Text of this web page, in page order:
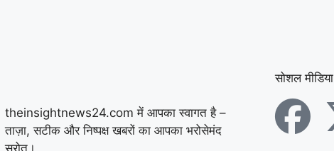
में 10 से अधिक लोगों पर
हमला करने का आरोप
कुरुक्षेत्र में ATM तोड़कर
theinsightnews24.com में आपका स्वागत है –
ताज़ा, सटीक और निष्पक्ष खबरों का आपका भरोसेमंद
स्रोत।
सोशल मीडिया